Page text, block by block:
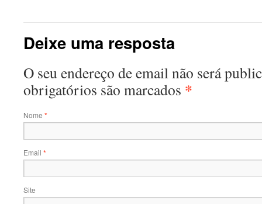
Deixe uma resposta
O seu endereço de email não será
obrigatórios são marcados *
Nome *
Email *
Site